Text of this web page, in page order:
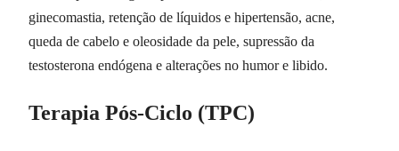
ginecomastia, retenção de líquidos e hipertensão, acne,
queda de cabelo e oleosidade da pele, supressão da
testosterona endógena e alterações no humor e libido.
Terapia Pós-Ciclo (TPC)